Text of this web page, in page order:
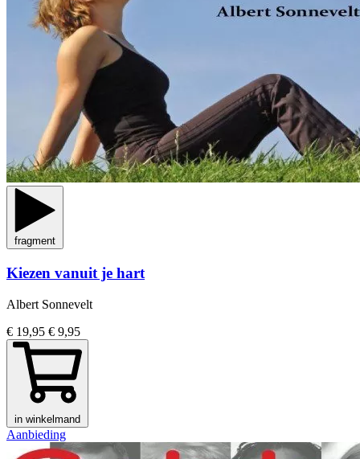
fragment
Kiezen vanuit je hart
Albert Sonnevelt
€ 19,95 € 9,95
in winkelmand
Aanbieding